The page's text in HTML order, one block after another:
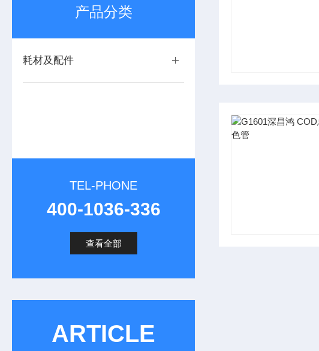
产品分类
耗材及配件
TEL-PHONE
400-1036-336
查看全部
ARTICLE